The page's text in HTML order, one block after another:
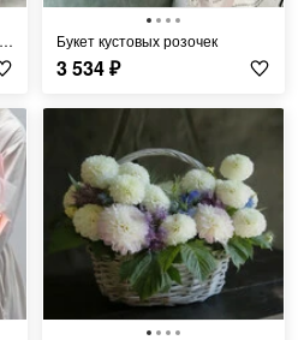
Букет кустовых розочек
3 534₽